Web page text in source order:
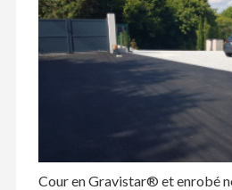
Cour en Gravistar® et enrobé